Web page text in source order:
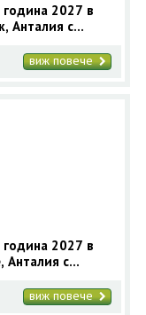
година 2027 в
Анталия с
виж повече
година 2027 в
Анталия с
виж повече